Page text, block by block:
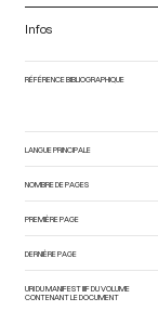
Infos
RÉFÉRENCE BIBLIOGRAPHIQUE
LANGUE PRINCIPALE
NOMBRE DE PAGES
PREMIÈRE PAGE
DERNIÈRE PAGE
URI DU MANIFEST IIIF DU VOLUME
CONTENANT LE DOCUMENT